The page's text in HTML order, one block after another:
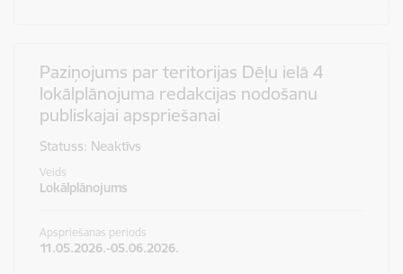
Paziņojums par teritorijas Dēļu ielā 4
lokālplānojuma redakcijas nodošanu
publiskajai apspriešanai
Statuss: Neaktīvs
Veids
Lokālplānojums
Apspriešanas periods
11.05.2026.-05.06.2026.